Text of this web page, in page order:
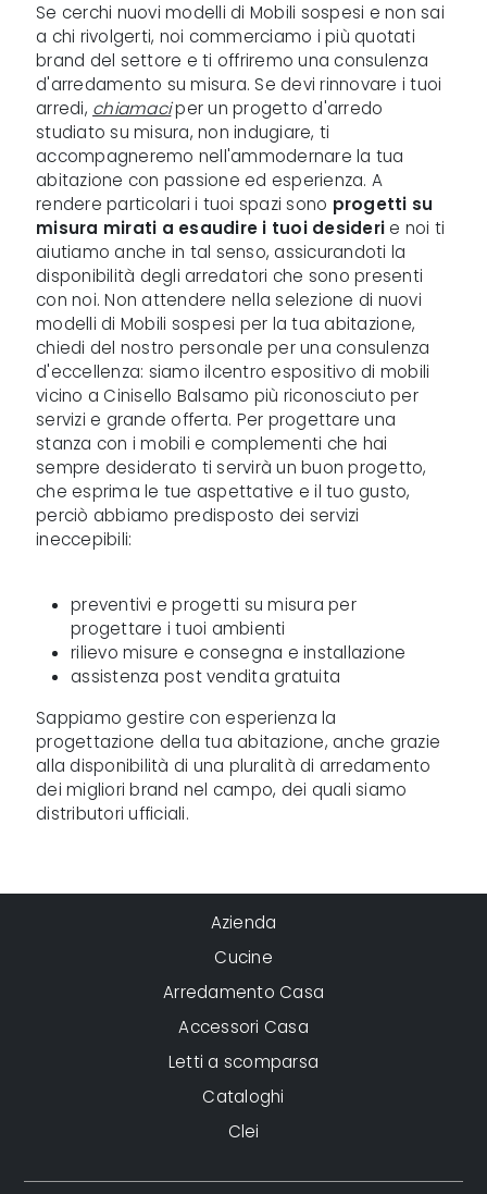
Se cerchi nuovi modelli di Mobili sospesi e non sai
a chi rivolgerti, noi commerciamo i più quotati
brand del settore e ti offriremo una consulenza
d'arredamento su misura. Se devi rinnovare i tuoi
arredi, chiamaciper un progetto d'arredo
studiato su misura, non indugiare, ti
accompagneremo nell'ammodernare la tua
abitazione con passione ed esperienza. A
rendere particolari i tuoi spazi sono progetti su
misura mirati a esaudire i tuoi desideri e noi ti
aiutiamo anche in tal senso, assicurandoti la
disponibilità degli arredatori che sono presenti
con noi. Non attendere nella selezione di nuovi
modelli di Mobili sospesi per la tua abitazione,
chiedi del nostro personale per una consulenza
d'eccellenza: siamo ilcentro espositivo di mobili
vicino a Cinisello Balsamo più riconosciuto per
servizi e grande offerta. Per progettare una
stanza con i mobili e complementi che hai
sempre desiderato ti servirà un buon progetto,
che esprima le tue aspettative e il tuo gusto,
perciò abbiamo predisposto dei servizi
ineccepibili:
preventivi e progetti su misura per
progettare i tuoi ambienti
rilievo misure e consegna e installazione
assistenza post vendita gratuita
Sappiamo gestire con esperienza la
progettazione della tua abitazione, anche grazie
alla disponibilità di una pluralità di arredamento
dei migliori brand nel campo, dei quali siamo
distributori ufficiali.
Azienda
Cucine
Arredamento Casa
Accessori Casa
Letti a scomparsa
Cataloghi
Clei